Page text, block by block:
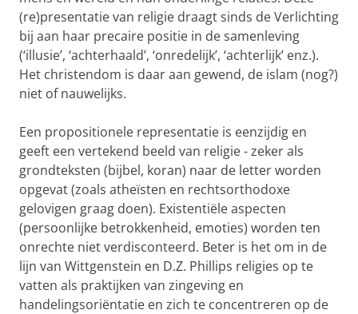
(re)presentatie van religie draagt sinds de Verlichting
bij aan haar precaire positie in de samenleving
(‘illusie’, ‘achterhaald’, ‘onredelijk’, ‘achterlijk’ enz.).
Het christendom is daar aan gewend, de islam (nog?)
niet of nauwelijks.
Een propositionele representatie is eenzijdig en
geeft een vertekend beeld van religie - zeker als
grondteksten (bijbel, koran) naar de letter worden
opgevat (zoals atheïsten en rechtsorthodoxe
gelovigen graag doen). Existentiële aspecten
(persoonlijke betrokkenheid, emoties) worden ten
onrechte niet verdisconteerd. Beter is het om in de
lijn van Wittgenstein en D.Z. Phillips religies op te
vatten als praktijken van zingeving en
handelingsoriëntatie en zich te concentreren op de